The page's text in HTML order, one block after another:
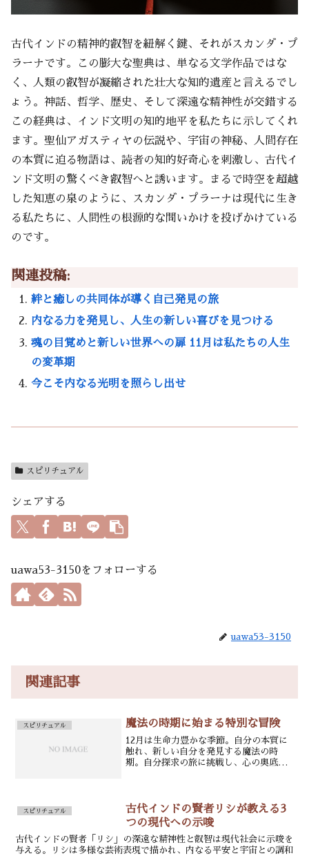
古代インドの精神的叡智を紐解く鍵、それがスカンダ・プ
ラーナです。この膨大な聖典は、単なる文学作品ではな
く、人類の叡智が凝縮された壮大な知的遺産と言えるでし
ょう。神話、哲学、歴史、そして深遠な精神性が交錯する
この経典は、インド文明の知的地平を私たちに示してくれ
ます。聖仙アガスティヤの伝説や、宇宙の神秘、人間存在
の本質に迫る物語は、読者の知的好奇心を刺激し、古代イ
ンド文明の驚くべき叡智へと誘います。まるで時空を超越
した知恵の泉のように、スカンダ・プラーナは現代に生き
る私たちに、人間性の根源的な問いかけを投げかけている
のです。
関連投稿:
絆と癒しの共同体が導く自己発見の旅
内なる力を発見し、人生の新しい喜びを見つける
魂の目覚めと新しい世界への扉 11月は私たちの人生
の変革期
今こそ内なる光明を照らし出せ
スピリチュアル
シェアする
uawa53-3150をフォローする
uawa53-3150
関連記事
スピリチュアル 魔法の時期に始まる特別な冒険
12月は生命力豊かな季節。自分の本質に
触れ、新しい自分を発見する魔法の時
期。自分探求の旅に挑戦し、心の奥底に
スピリチュアル
古代インドの賢者リシが教える3
つの現代への示唆
古代インドの賢者「リシ」の深遠な精神性と叡智は現代社会に示唆を
与える。リシは多様な芸術表現で描かれ、内なる平安と宇宙との調和